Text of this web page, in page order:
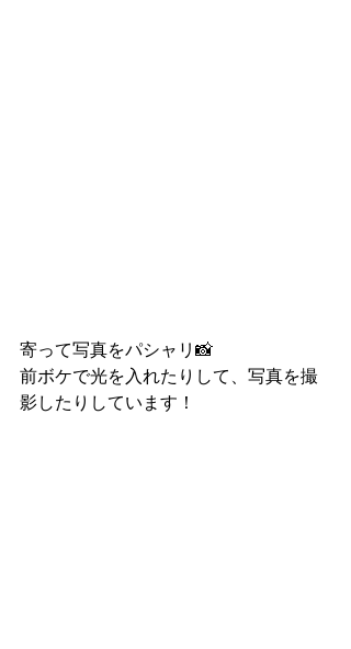
寄って写真をパシャリ📸
前ボケで光を入れたりして、写真を撮
影したりしています！